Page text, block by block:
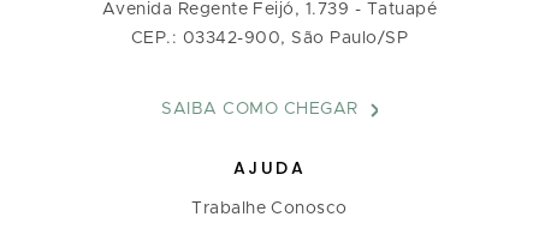
Avenida Regente Feijó, 1.739 - Tatuapé
CEP.: 03342-900, São Paulo/SP
SAIBA COMO CHEGAR
AJUDA
Trabalhe Conosco